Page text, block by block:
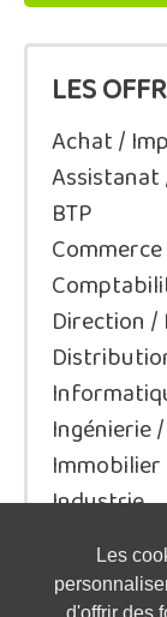
Les
LES
Achat /
BTP
Direction /
Ingénierie
Immobilier
Industrie
Juridique/
Qualité /